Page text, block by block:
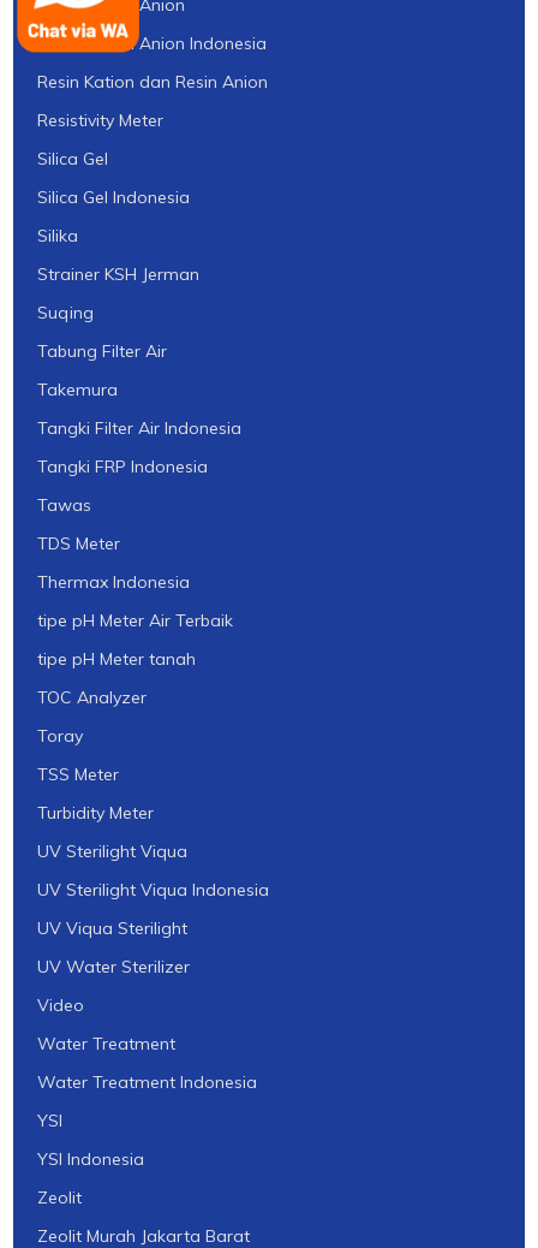
Resin Kation Anion
Resin Kation Anion Indonesia
Resin Kation dan Resin Anion
Resistivity Meter
Silica Gel
Silica Gel Indonesia
Silika
Strainer KSH Jerman
Suqing
Tabung Filter Air
Takemura
Tangki Filter Air Indonesia
Tangki FRP Indonesia
Tawas
TDS Meter
Thermax Indonesia
tipe pH Meter Air Terbaik
tipe pH Meter tanah
TOC Analyzer
Toray
TSS Meter
Turbidity Meter
UV Sterilight Viqua
UV Sterilight Viqua Indonesia
UV Viqua Sterilight
UV Water Sterilizer
Video
Water Treatment
Water Treatment Indonesia
YSI
YSI Indonesia
Zeolit
Zeolit Murah Jakarta Barat